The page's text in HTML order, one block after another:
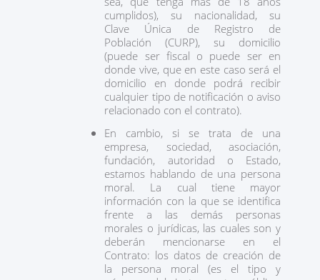
cumplidos), su nacionalidad, su
Clave Única de Registro de
Población (CURP), su domicilio
(puede ser fiscal o puede ser en
donde vive, que en este caso será el
domicilio en donde podrá recibir
cualquier tipo de notificación o aviso
relacionado con el contrato).
En cambio, si se trata de una
empresa, sociedad, asociación,
fundación, autoridad o Estado,
estamos hablando de una persona
moral. La cual tiene mayor
información con la que se identifica
frente a las demás personas
morales o jurídicas, las cuales son y
deberán mencionarse en el
Contrato: los datos de creación de
la persona moral (es el tipo y